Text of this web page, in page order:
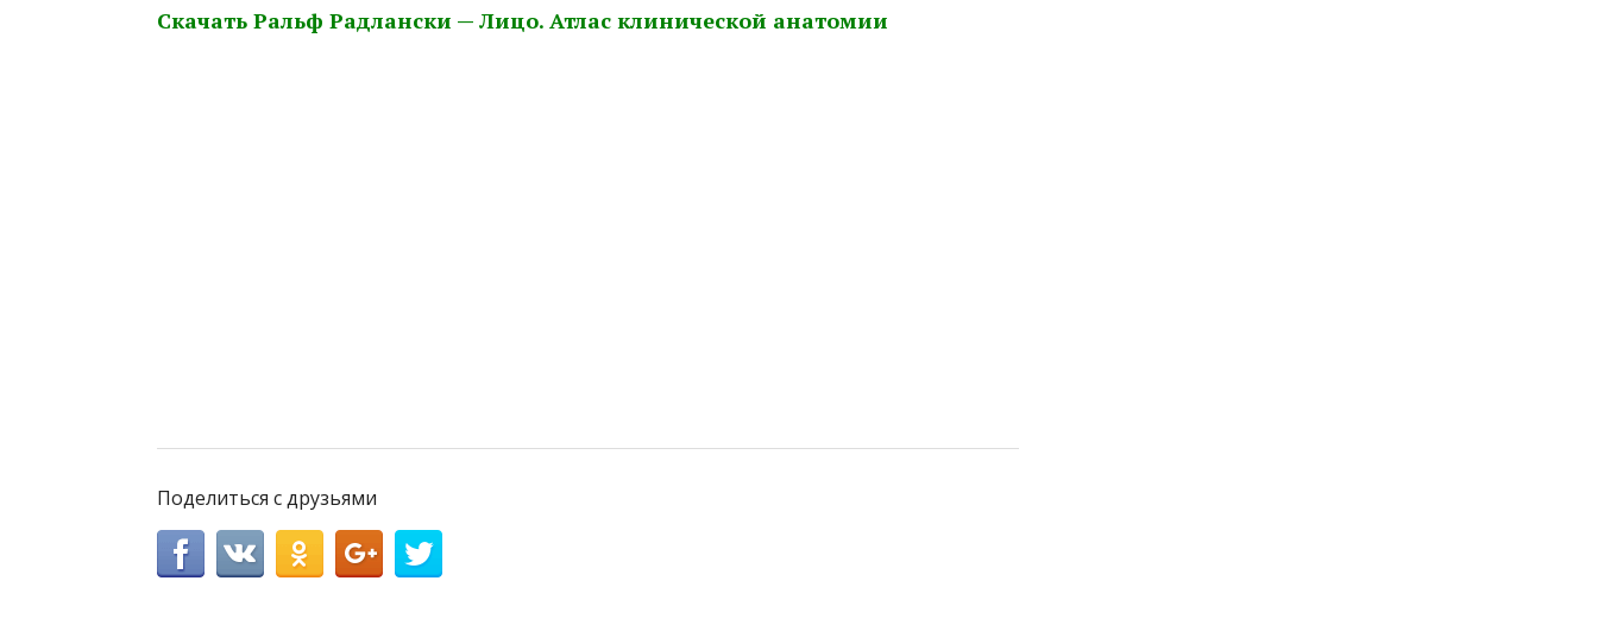
Скачать Ральф Радлански — Лицо. Атлас клинической анатомии
Поделиться с друзьями